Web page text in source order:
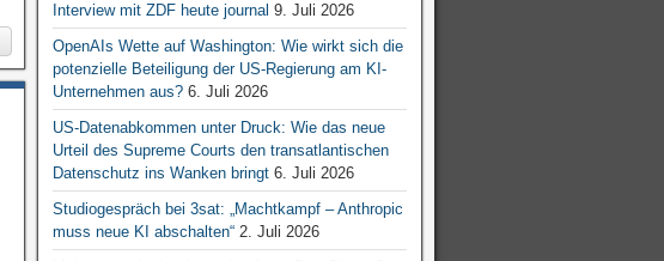
Interview mit ZDF heute journal 9. Juli 2026
OpenAIs Wette auf Washington: Wie wirkt sich die
potenzielle Beteiligung der US-Regierung am KI-
Unternehmen aus? 6. Juli 2026
US-Datenabkommen unter Druck: Wie das neue
Urteil des Supreme Courts den transatlantischen
Datenschutz ins Wanken bringt 6. Juli 2026
Studiogespräch bei 3sat: „Machtkampf – Anthropic
muss neue KI abschalten“ 2. Juli 2026